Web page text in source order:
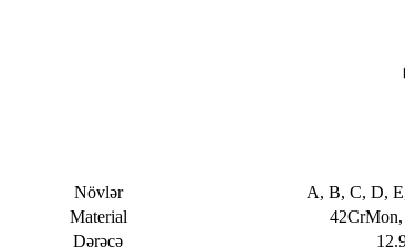
Növlər
A, B, C, D,
Material
Dərəcə